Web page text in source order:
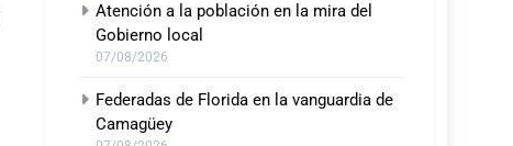
Atención a la población en la mira del
Gobierno local
07/08/2026
Federadas de Florida en la vanguardia de
Camagüey